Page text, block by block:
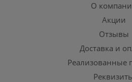
О
Акции
Отзывы
Доставка и
Реализованные